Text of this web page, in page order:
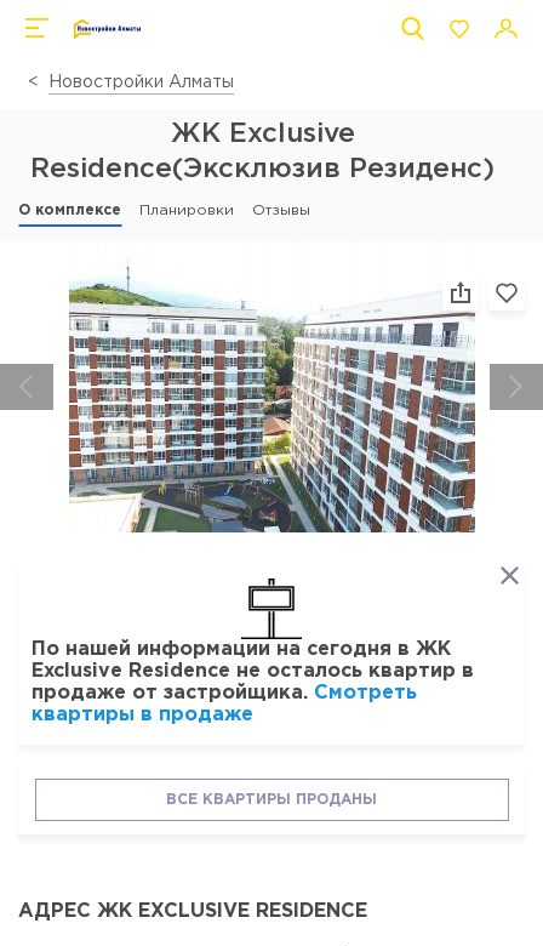
Новостройки Алматы
ЖК Exclusive
Residence(Эксклюзив Резиденс)
О комплексе Планировки Отзывы
По нашей информации на сегодня в ЖК
Exclusive Residence не осталось квартир в
продаже от застройщика. Смотреть
квартиры в продаже
ВСЕ КВАРТИРЫ ПРОДАНЫ
АДРЕС ЖК EXCLUSIVE RESIDENCE